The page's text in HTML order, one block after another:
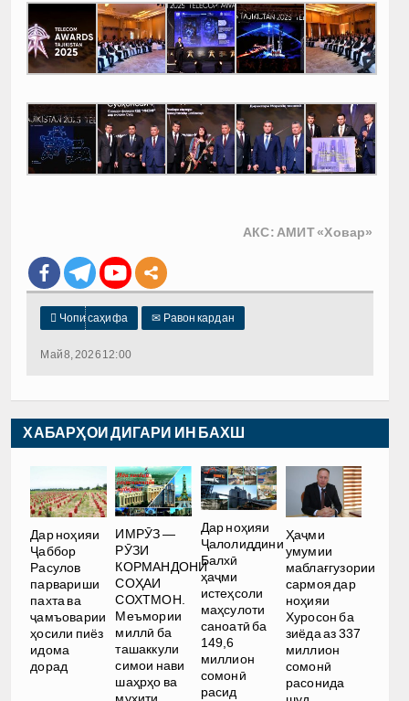
АКС: АМИТ «Ховар»
 Чопи саҳифа ✉ Равон кардан
Май 8, 2026 12:00
ХАБАРҲОИ ДИГАРИ ИН БАХШ
Дар ноҳияи
Ҷаббор
Расулов
парвариши
пахта ва
ҷамъоварии
ҳосили пиёз
идома
дорад
ИМРӮЗ —
РӮЗИ
КОРМАНДОНИ
СОҲАИ
СОХТМОН.
Меъмории
миллӣ ба
ташаккули
симои нави
шаҳрҳо ва
муҳити
Дар ноҳияи
Ҷалолиддини
Балхӣ
ҳаҷми
истеҳсоли
маҳсулоти
саноатӣ ба
149,6
миллион
сомонӣ
расид
Ҳаҷми
умумии
маблағгузории
сармоя дар
ноҳияи
Хуросон ба
зиёда аз 337
миллион
сомонӣ
расонида